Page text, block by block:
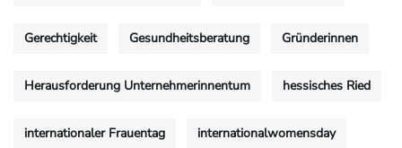
Gerechtigkeit Gesundheitsberatung Gründerinnen
Herausforderung Unternehmerinnentum hessisches Ried
internationaler Frauentag internationalwomensday